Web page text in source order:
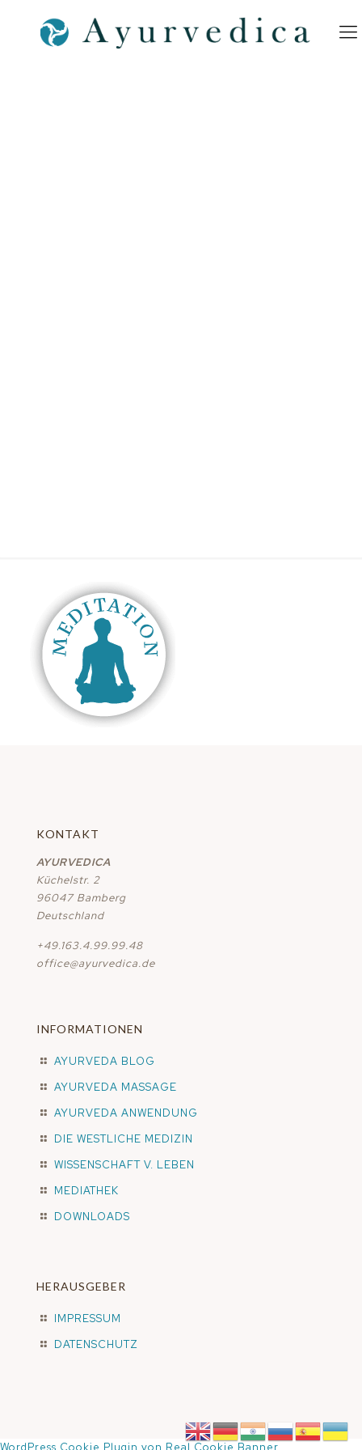
KONTAKT
AYURVEDICA
Küchelstr. 2
96047 Bamberg
Deutschland
+49.163.4.99.99.48
office@ayurvedica.de
INFORMATIONEN
AYURVEDA BLOG
AYURVEDA MASSAGE
AYURVEDA ANWENDUNG
DIE WESTLICHE MEDIZIN
WISSENSCHAFT V. LEBEN
MEDIATHEK
DOWNLOADS
HERAUSGEBER
IMPRESSUM
DATENSCHUTZ
WordPress Cookie Plugin von Real Cookie Banner